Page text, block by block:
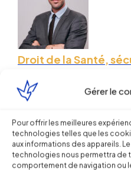
Gérer le
Pour offrir les meilleures
technologies telles que les
aux informations des appareils.
technologies nous permettra de
comportement de navigation ou
Droit de la Santé,
Energie : de
d’installations
Sébastien MILLET